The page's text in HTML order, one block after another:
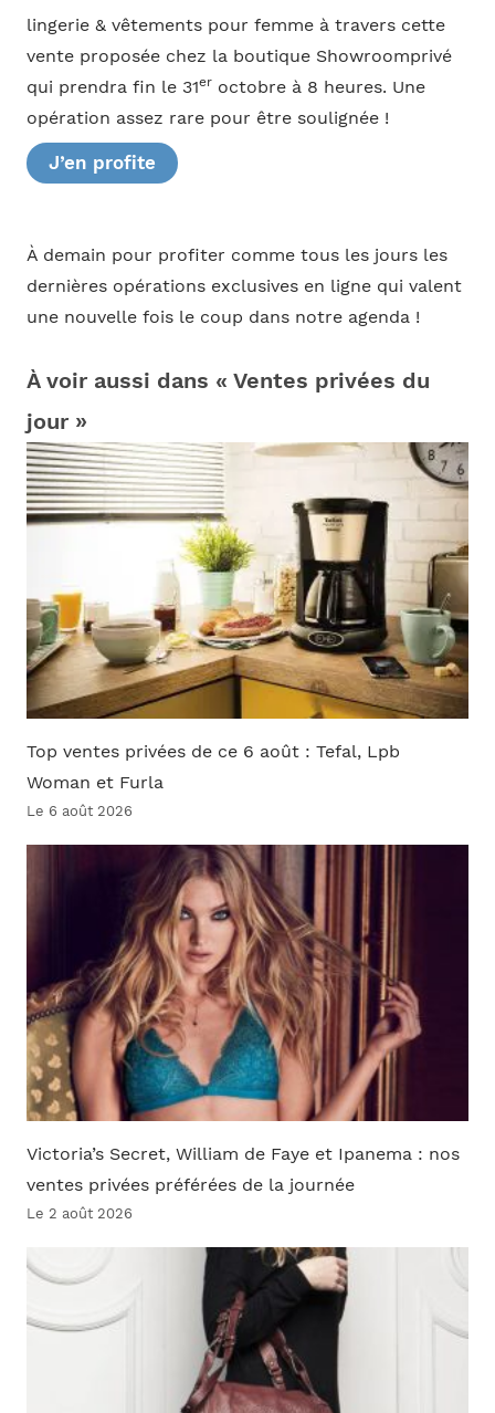
lingerie & vêtements pour femme à travers cette
vente proposée chez la boutique Showroomprivé
qui prendra fin le 31eroctobre à 8 heures. Une
opération assez rare pour être soulignée !
J’en profite
À demain pour profiter comme tous les jours les
dernières opérations exclusives en ligne qui valent
une nouvelle fois le coup dans notre agenda !
À voir aussi dans « Ventes privées du
jour »
Top ventes privées de ce 6 août : Tefal, Lpb
Woman et Furla
Le 6 août 2026
Victoria’s Secret, William de Faye et Ipanema : nos
ventes privées préférées de la journée
Le 2 août 2026